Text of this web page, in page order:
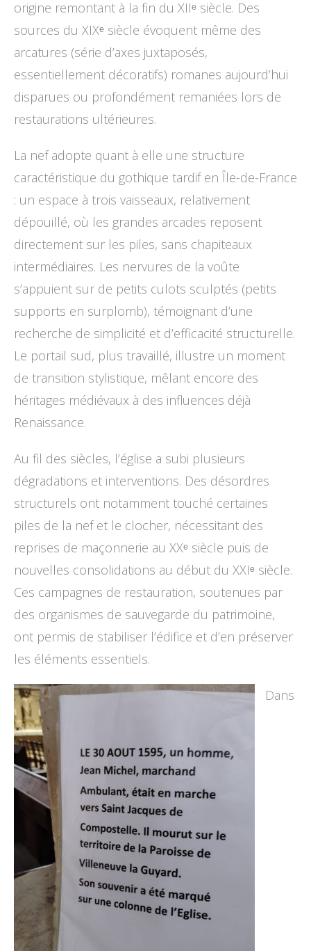
origine remontant à la fin du XIIᵉ siècle. Des
sources du XIXᵉ siècle évoquent même des
arcatures (série d’axes juxtaposés,
essentiellement décoratifs) romanes aujourd’hui
disparues ou profondément remaniées lors de
restaurations ultérieures.
La nef adopte quant à elle une structure
caractéristique du gothique tardif en Île-de-France
: un espace à trois vaisseaux, relativement
dépouillé, où les grandes arcades reposent
directement sur les piles, sans chapiteaux
intermédiaires. Les nervures de la voûte
s’appuient sur de petits culots sculptés (petits
supports en surplomb), témoignant d’une
recherche de simplicité et d’efficacité structurelle.
Le portail sud, plus travaillé, illustre un moment
de transition stylistique, mêlant encore des
héritages médiévaux à des influences déjà
Renaissance.
Au fil des siècles, l’église a subi plusieurs
dégradations et interventions. Des désordres
structurels ont notamment touché certaines
piles de la nef et le clocher, nécessitant des
reprises de maçonnerie au XXᵉ siècle puis de
nouvelles consolidations au début du XXIᵉ siècle.
Ces campagnes de restauration, soutenues par
des organismes de sauvegarde du patrimoine,
ont permis de stabiliser l’édifice et d’en préserver
les éléments essentiels.
Dans